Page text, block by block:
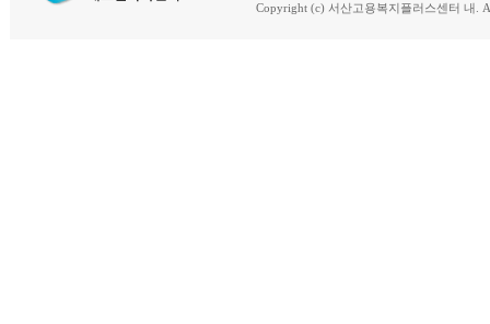
Copyright (c) 서산고용복지플러스센터 내.